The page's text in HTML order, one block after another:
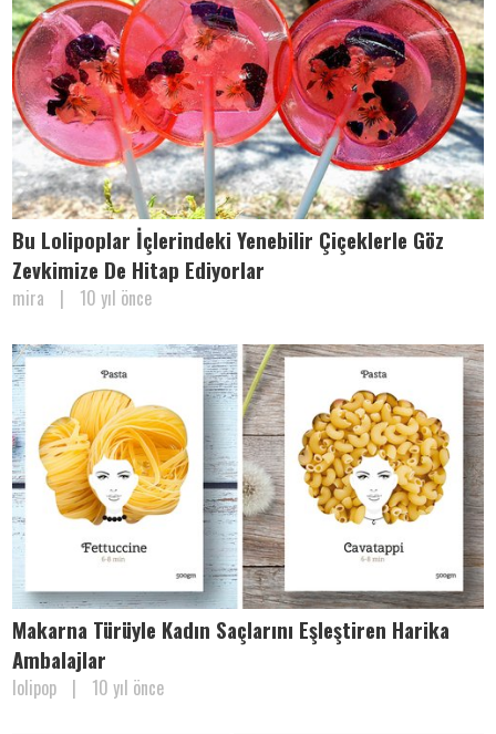
Bu Lolipoplar İçlerindeki Yenebilir Çiçeklerle Göz
Zevkimize De Hitap Ediyorlar
mira | 10 yıl önce
Makarna Türüyle Kadın Saçlarını Eşleştiren Harika
Ambalajlar
lolipop | 10 yıl önce